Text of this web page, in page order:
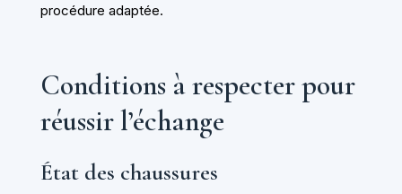
procédure adaptée.
Conditions à respecter pour
réussir l’échange
État des chaussures